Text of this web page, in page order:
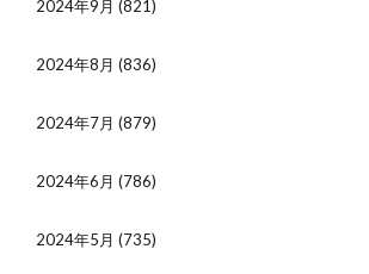
2024年9月 (821)
2024年8月 (836)
2024年7月 (879)
2024年6月 (786)
2024年5月 (735)